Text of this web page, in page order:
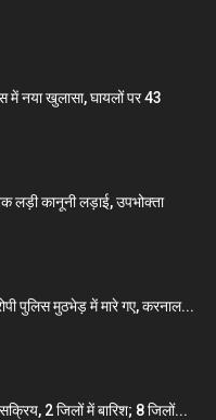
में नया खुलासा, घायलों पर 43
लड़ी कानूनी लड़ाई, उपभोक्ता
पुलिस मुठभेड़ में मारे गए, करनाल...
2 जिलों में बारिश; 8 जिलों...